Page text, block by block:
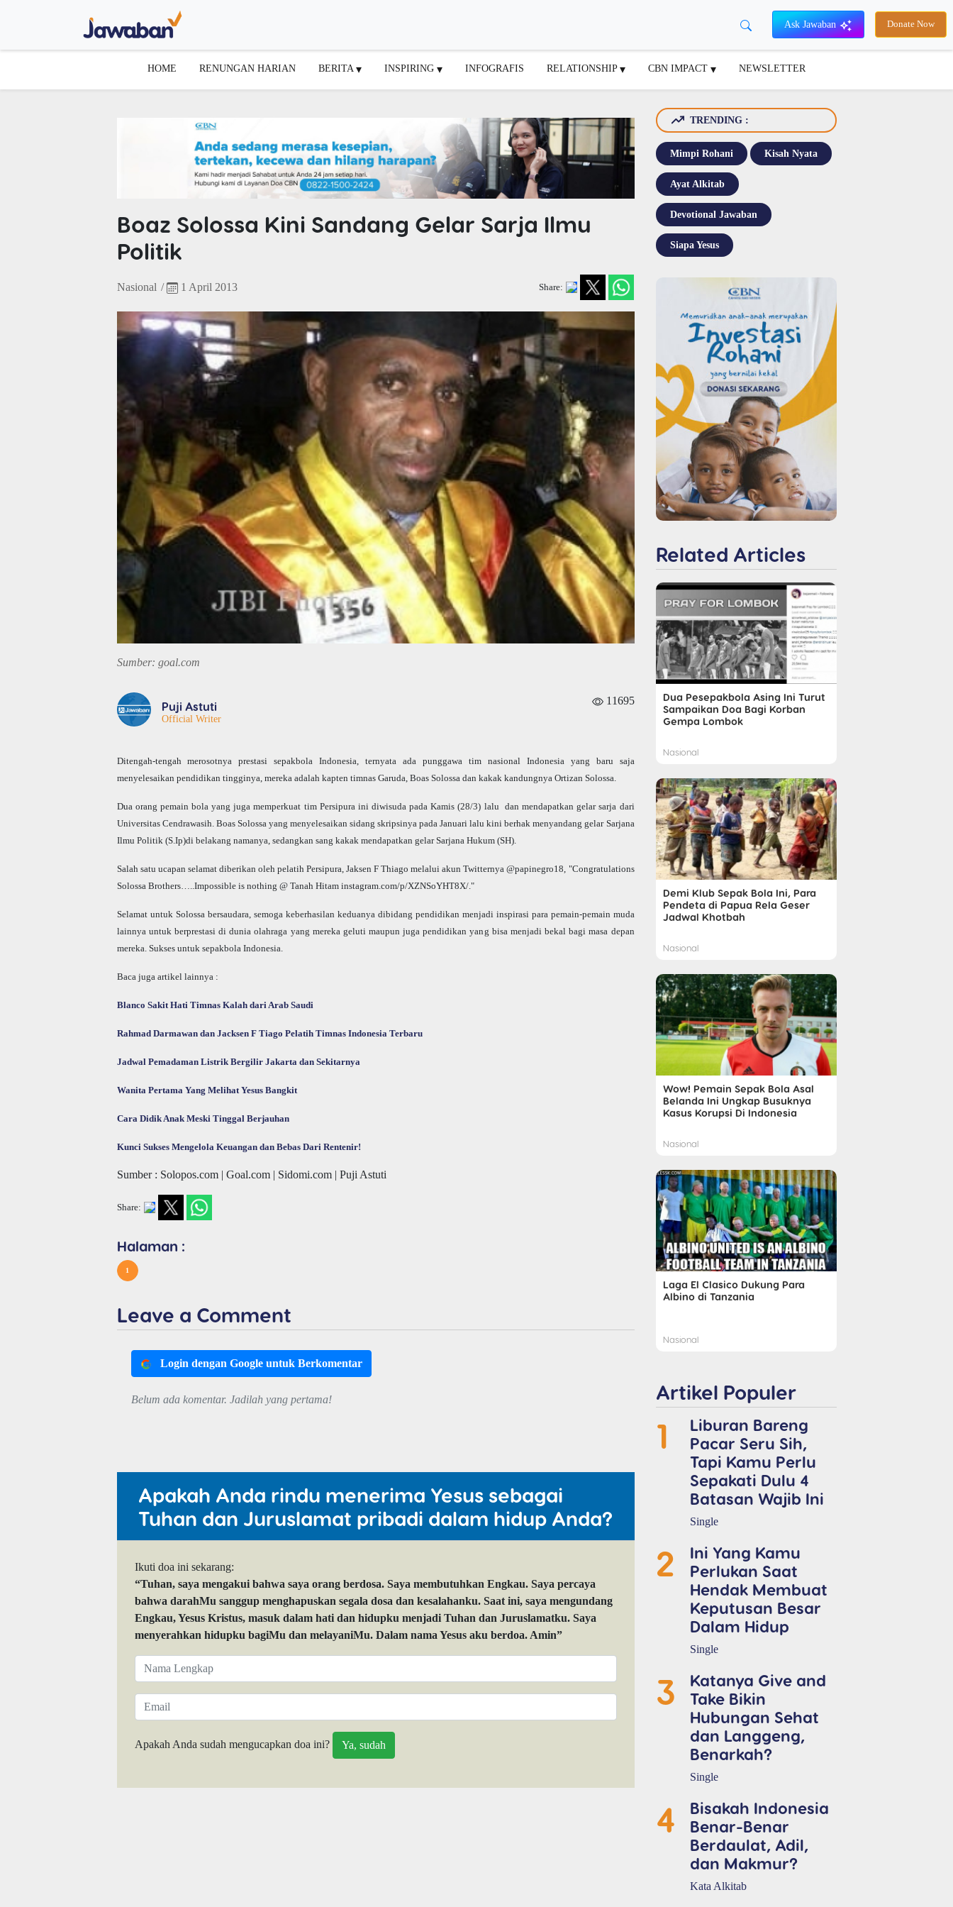
Ask Jawaban Donate Now
HOME RENUNGAN HARIAN BERITA INSPIRING INFOGRAFIS RELATIONSHIP CBN IMPACT NEWSLETTER
Boaz Solossa Kini Sandang Gelar Sarja Ilmu
Politik
Nasional / 1 April 2013 Share:
Sumber: goal.com
Puji Astuti
Official Writer
11695
Ditengah-tengah merosotnya prestasi sepakbola Indonesia, ternyata ada punggawa tim nasional Indonesia yang baru saja
menyelesaikan pendidikan tingginya, mereka adalah kapten timnas Garuda, Boas Solossa dan kakak kandungnya Ortizan Solossa.
Dua orang pemain bola yang juga memperkuat tim Persipura ini diwisuda pada Kamis (28/3) lalu dan mendapatkan gelar sarja dari
Universitas Cendrawasih. Boas Solossa yang menyelesaikan sidang skripsinya pada Januari lalu kini berhak menyandang gelar Sarjana
Ilmu Politik (S.Ip)di belakang namanya, sedangkan sang kakak mendapatkan gelar Sarjana Hukum (SH).
Salah satu ucapan selamat diberikan oleh pelatih Persipura, Jaksen F Thiago melalui akun Twitternya @papinegro18, "Congratulations
Solossa Brothers…..Impossible is nothing @ Tanah Hitam instagram.com/p/XZNSoYHT8X/."
Selamat untuk Solossa bersaudara, semoga keberhasilan keduanya dibidang pendidikan menjadi inspirasi para pemain-pemain muda
lainnya untuk berprestasi di dunia olahraga yang mereka geluti maupun juga pendidikan yang bisa menjadi bekal bagi masa depan
mereka. Sukses untuk sepakbola Indonesia.
Baca juga artikel lainnya :
Blanco Sakit Hati Timnas Kalah dari Arab Saudi
Rahmad Darmawan dan Jacksen F Tiago Pelatih Timnas Indonesia Terbaru
Jadwal Pemadaman Listrik Bergilir Jakarta dan Sekitarnya
Wanita Pertama Yang Melihat Yesus Bangkit
Cara Didik Anak Meski Tinggal Berjauhan
Kunci Sukses Mengelola Keuangan dan Bebas Dari Rentenir!
Sumber : Solopos.com | Goal.com | Sidomi.com | Puji Astuti
Share:
Halaman :
1
Leave a Comment
Login dengan Google untuk Berkomentar
Belum ada komentar. Jadilah yang pertama!
Apakah Anda rindu menerima Yesus sebagai
Tuhan dan Juruslamat pribadi dalam hidup Anda?
Ikuti doa ini sekarang:
“Tuhan, saya mengakui bahwa saya orang berdosa. Saya membutuhkan Engkau. Saya percaya
bahwa darahMu sanggup menghapuskan segala dosa dan kesalahanku. Saat ini, saya mengundang
Engkau, Yesus Kristus, masuk dalam hati dan hidupku menjadi Tuhan dan Juruslamatku. Saya
menyerahkan hidupku bagiMu dan melayaniMu. Dalam nama Yesus aku berdoa. Amin”
Apakah Anda sudah mengucapkan doa ini?
TRENDING :
Mimpi Rohani Kisah Nyata
Ayat Alkitab
Devotional Jawaban
Siapa Yesus
Related Articles
Dua Pesepakbola Asing Ini Turut
Sampaikan Doa Bagi Korban
Gempa Lombok
Nasional
Demi Klub Sepak Bola Ini, Para
Pendeta di Papua Rela Geser
Jadwal Khotbah
Nasional
Wow! Pemain Sepak Bola Asal
Belanda Ini Ungkap Busuknya
Kasus Korupsi Di Indonesia
Nasional
Laga El Clasico Dukung Para
Albino di Tanzania
Nasional
Artikel Populer
1
Liburan Bareng
Pacar Seru Sih,
Tapi Kamu Perlu
Sepakati Dulu 4
Batasan Wajib Ini
Single
2
Ini Yang Kamu
Perlukan Saat
Hendak Membuat
Keputusan Besar
Dalam Hidup
Single
3
Katanya Give and
Take Bikin
Hubungan Sehat
dan Langgeng,
Benarkah?
Single
4
Bisakah Indonesia
Benar-Benar
Berdaulat, Adil,
dan Makmur?
Kata Alkitab